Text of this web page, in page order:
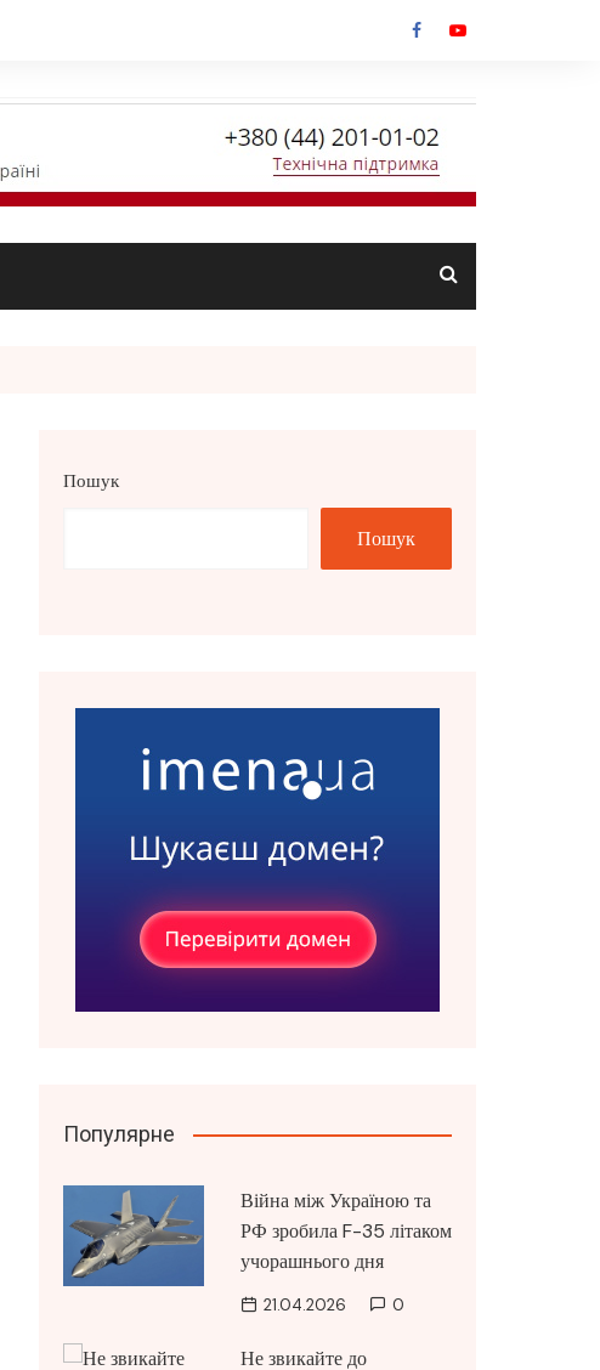
Пошук
Пошук
Популярне
Війна між Україною та
РФ зробила F-35 літаком
учорашнього дня
21.04.2026 0
Не звикайте до